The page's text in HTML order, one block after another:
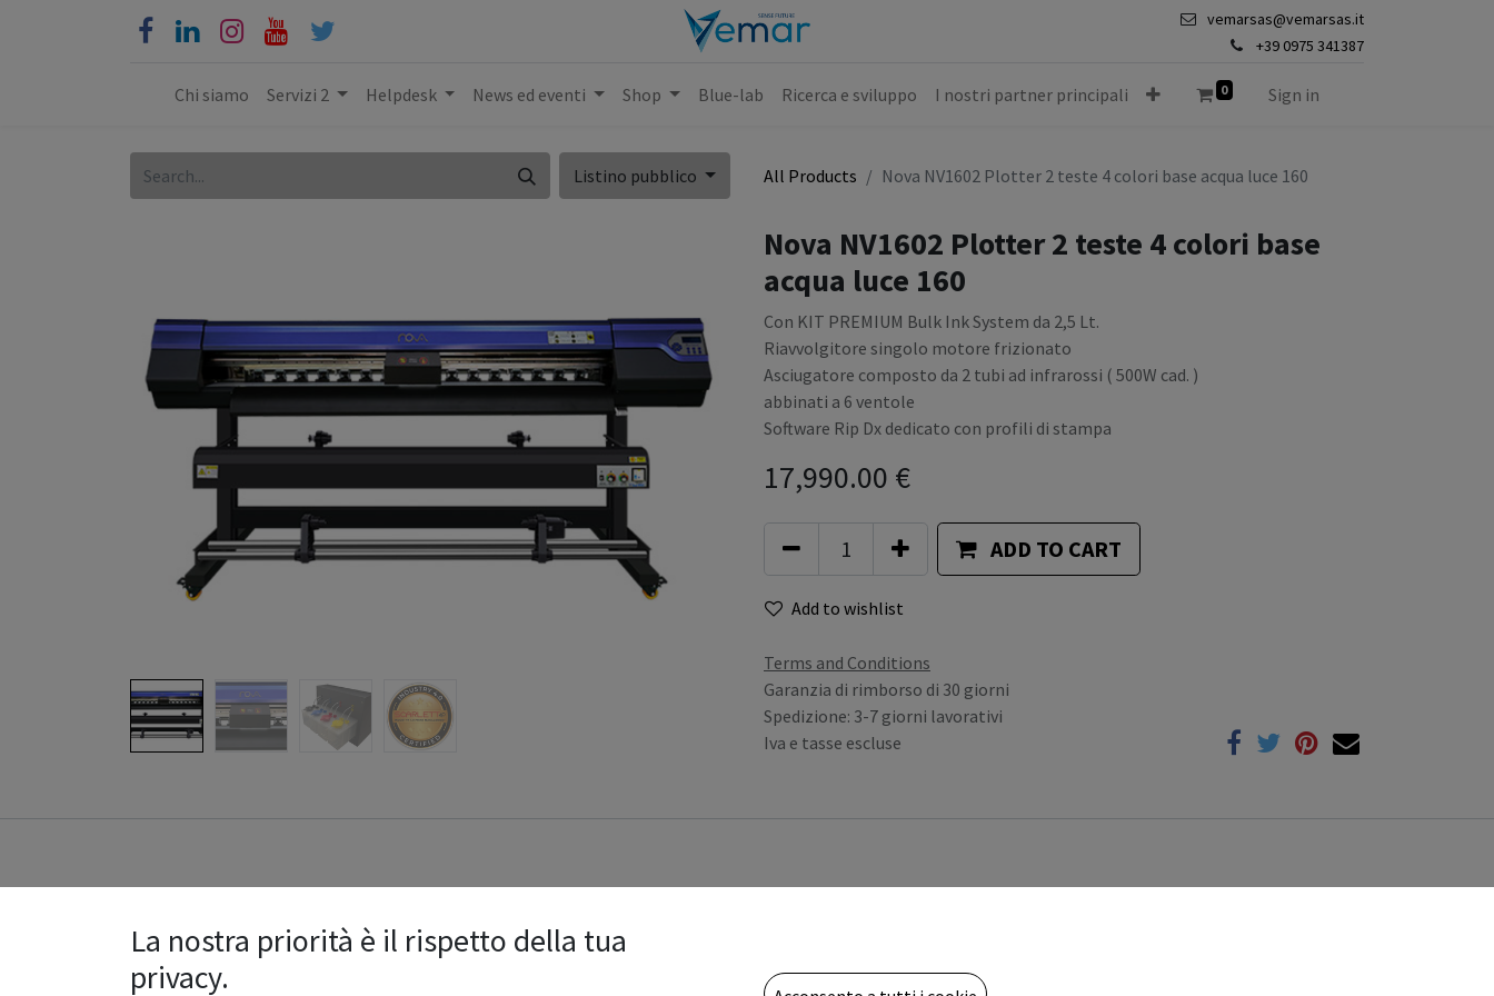
vemarsas@vemarsas.it
+39 0975 341387
Chi siamo Servizi 2 Helpdesk News ed eventi Shop Blue-lab Ricerca e sviluppo I nostri partner principali 0 Sign in
Listino pubblico All Products Nova NV1602 Plotter 2 teste 4 colori base acqua luce 160
Nova NV1602 Plotter 2 teste 4 colori base
acqua luce 160
Con KIT PREMIUM Bulk Ink System da 2,5 Lt.
Riavvolgitore singolo motore frizionato
Asciugatore composto da 2 tubi ad infrarossi ( 500W cad. )
abbinati a 6 ventole
Software Rip Dx dedicato con profili di stampa
17,990.00 €
ADD TO CART
Add to wishlist
Terms and Conditions
Garanzia di rimborso di 30 giorni
Spedizione: 3-7 giorni lavorativi
Iva e tasse escluse
La nostra priorità è il rispetto della tua
privacy.